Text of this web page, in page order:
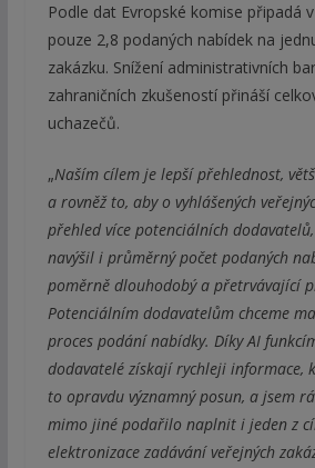
Podle dat Evropské komise připadá
pouze 2,8 podaných nabídek na
zakázku. Snížení administrativních
zahraničních zkušeností přináší
uchazečů.
„Naším cílem je lepší přehlednost,
a rovněž to, aby o vyhlášených
přehled více potenciálních
navýšil i průměrný počet podaných
poměrně dlouhodobý a přetrvávající
Potenciálním dodavatelům chceme
proces podání nabídky. Díky AI
dodavatelé získají rychleji informace,
to opravdu významný posun, a jsem
mimo jiné podařilo naplnit i jeden z
elektronizace zadávání veřejných